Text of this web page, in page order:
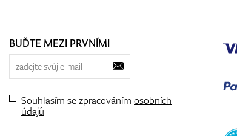
BUĎTE MEZI PRVNÍMI
Souhlasím se zpracováním osobních
údajů